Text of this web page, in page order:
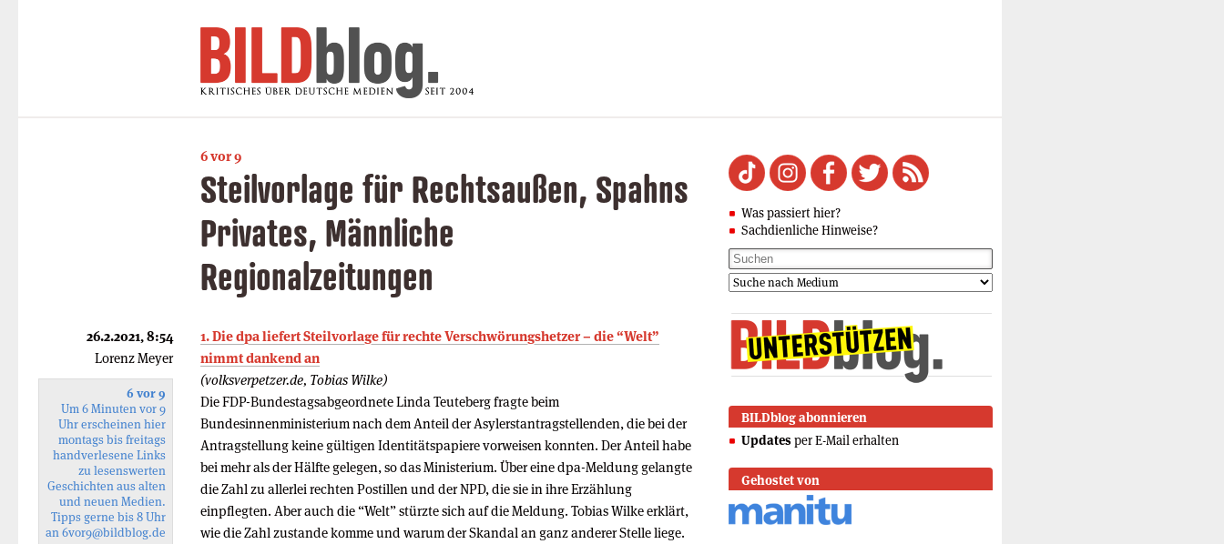
6 vor 9
Steilvorlage für Rechtsaußen, Spahns
Privates, Männliche
Regionalzeitungen
1. Die dpa liefert Steilvorlage für rechte Verschwörungshetzer – die “Welt”
nimmt dankend an
(volksverpetzer.de, Tobias Wilke)
Die FDP-Bundestagsabgeordnete Linda Teuteberg fragte beim
Bundesinnenministerium nach dem Anteil der Asylerstantragstellenden, die bei der
Antragstellung keine gültigen Identitätspapiere vorweisen konnten. Der Anteil habe
bei mehr als der Hälfte gelegen, so das Ministerium. Über eine dpa-Meldung gelangte
die Zahl zu allerlei rechten Postillen und der NPD, die sie in ihre Erzählung
einpflegten. Aber auch die “Welt” stürzte sich auf die Meldung. Tobias Wilke erklärt,
wie die Zahl zustande komme und warum der Skandal an ganz anderer Stelle liege.
26.2.2021, 8:54
Lorenz Meyer
6 vor 9
Um 6 Minuten vor 9
Uhr erscheinen hier
montags bis freitags
handverlesene Links
zu lesenswerten
Geschichten aus alten
und neuen Medien.
Tipps gerne bis 8 Uhr
an6vor9@bildblog.de
Was passiert hier?
Sachdienliche Hinweise?
BILDblog abonnieren
Updates per E-Mail erhalten
Gehostet von